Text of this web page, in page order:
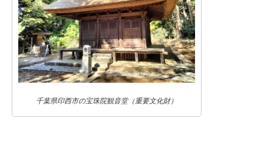
千葉県印西市の宝珠院観音堂（重要文化財）